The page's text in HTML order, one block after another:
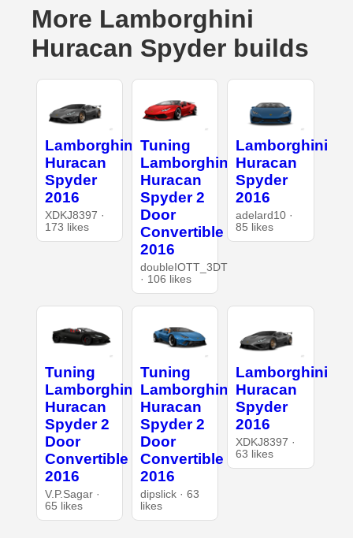
More Lamborghini
Huracan Spyder builds
Lamborghini
Huracan
Spyder
2016
XDKJ8397 ·
173 likes
Tuning
Lamborghini
Huracan
Spyder 2
Door
Convertible
2016
doubleIOTT_3DT
· 106 likes
Lamborghini
Huracan
Spyder
2016
adelard10 ·
85 likes
Tuning
Lamborghini
Huracan
Spyder 2
Door
Convertible
2016
V.P.Sagar ·
65 likes
Tuning
Lamborghini
Huracan
Spyder 2
Door
Convertible
2016
dipslick · 63
likes
Lamborghini
Huracan
Spyder
2016
XDKJ8397 ·
63 likes